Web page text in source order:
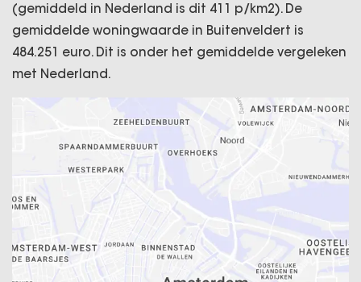
(gemiddeld in Nederland is dit 411 p/km2). De
gemiddelde woningwaarde in Buitenveldert is
484.251 euro. Dit is onder het gemiddelde vergeleken
met Nederland.